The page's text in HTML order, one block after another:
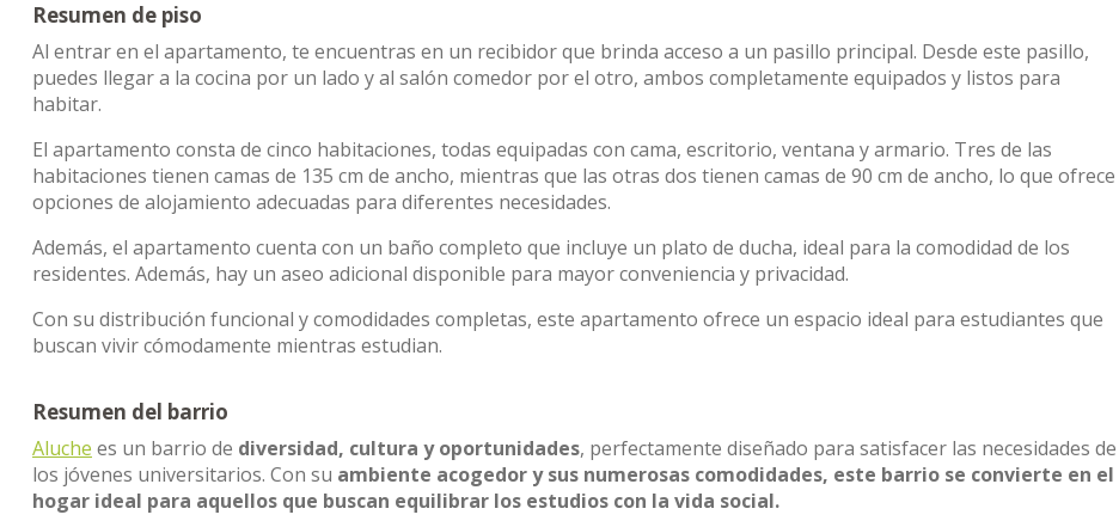
Resumen de piso
Al entrar en el apartamento, te encuentras en un recibidor que brinda acceso a un pasillo principal. Desde este pasillo,
puedes llegar a la cocina por un lado y al salón comedor por el otro, ambos completamente equipados y listos para
habitar.
El apartamento consta de cinco habitaciones, todas equipadas con cama, escritorio, ventana y armario. Tres de las
habitaciones tienen camas de 135 cm de ancho, mientras que las otras dos tienen camas de 90 cm de ancho, lo que ofrece
opciones de alojamiento adecuadas para diferentes necesidades.
Además, el apartamento cuenta con un baño completo que incluye un plato de ducha, ideal para la comodidad de los
residentes. Además, hay un aseo adicional disponible para mayor conveniencia y privacidad.
Con su distribución funcional y comodidades completas, este apartamento ofrece un espacio ideal para estudiantes que
buscan vivir cómodamente mientras estudian.
Resumen del barrio
Aluche es un barrio de diversidad, cultura y oportunidades, perfectamente diseñado para satisfacer las necesidades de
los jóvenes universitarios. Con su ambiente acogedor y sus numerosas comodidades, este barrio se convierte en el
hogar ideal para aquellos que buscan equilibrar los estudios con la vida social.